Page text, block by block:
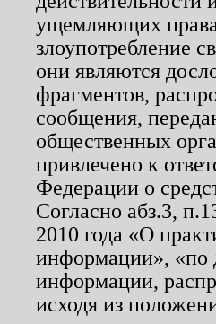
ущемляющих
злоупотребление
они являются
фрагментов,
сообщения,
общественных
привлечено к
Федерации о
Согласно абз.3,
2010 года «О
информации», «по
информации,
исходя из